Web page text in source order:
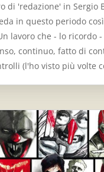
di 'redazione' in Sergio
in questo periodo così
lavoro che - lo ricordo -
continuo, fatto di
(l'ho visto più volte